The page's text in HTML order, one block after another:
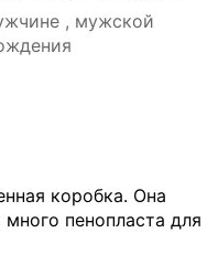
, мужской
коробка. Она
пенопласта для